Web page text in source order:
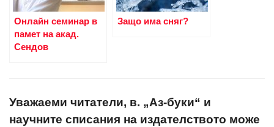
Онлайн семинар в
памет на акад.
Сендов
Защо има сняг?
Уважаеми читатели, в. „Аз-буки“ и
научните списания на издателството може